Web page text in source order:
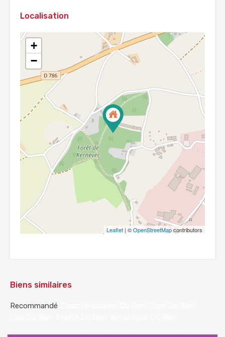
Localisation
+
−
Leaflet | ©OpenStreetMapcontributors
Biens similaires
Recommandé